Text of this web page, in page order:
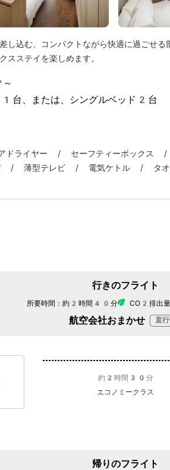
し込む、コンパクトながら快適に過ごせ
スステイを楽しめます。
1台、または、シングルベッド2台
ドライヤー / セーフティーボック
/ 薄型テレビ / 電気ケトル / タオ
行きのフライト
所要時間： 約2時間40分 CO2排出量
航空会社おまかせ 直
約2時間30分
エコノミークラス
帰りのフライト